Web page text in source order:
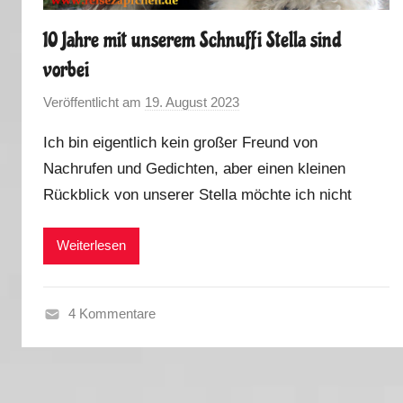
10 Jahre mit unserem Schnuffi Stella sind
vorbei
Veröffentlicht am 19. August 2023
n
M
a
Ich bin eigentlich kein großer Freund von
Nachrufen und Gedichten, aber einen kleinen
Rückblick von unserer Stella möchte ich nicht
Weiterlesen
4 Kommentare